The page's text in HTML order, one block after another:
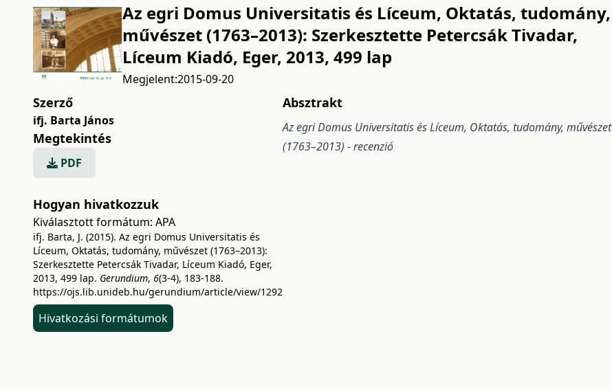
Az egri Domus Universitatis és Líceum, Oktatás, tudomány,
művészet (1763–2013): Szerkesztette Petercsák Tivadar,
Líceum Kiadó, Eger, 2013, 499 lap
Megjelent:2015-09-20
Szerző
ifj. Barta János
Megtekintés
PDF
Hogyan hivatkozzuk
Kiválasztott formátum: APA
ifj. Barta, J. (2015). Az egri Domus Universitatis és
Líceum, Oktatás, tudomány, művészet (1763–2013):
Szerkesztette Petercsák Tivadar, Líceum Kiadó, Eger,
2013, 499 lap. Gerundium, 6(3-4), 183-188.
https://ojs.lib.unideb.hu/gerundium/article/view/1292
Hivatkozási formátumok
Absztrakt
Az egri Domus Universitatis és Líceum, Oktatás, tudomány, művészet
(1763–2013) - recenzió